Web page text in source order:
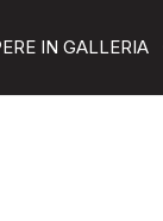
IN GALLERIA